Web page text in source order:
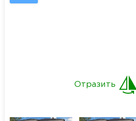
Отразить